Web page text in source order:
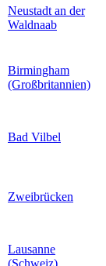
Neustadt an der
Waldnaab
Birmingham
(Großbritannien)
Bad Vilbel
Zweibrücken
Lausanne
(Schweiz)